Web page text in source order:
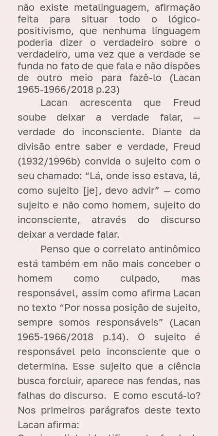
não existe metalinguagem, afirmação
feita para situar todo o lógico-
positivismo, que nenhuma linguagem
poderia dizer o verdadeiro sobre o
verdadeiro, uma vez que a verdade se
funda no fato de que fala e não dispões
de outro meio para fazê-lo (Lacan
1965-1966/2018 p.23)
Lacan acrescenta que Freud
soube deixar a verdade falar, —
verdade do inconsciente. Diante da
divisão entre saber e verdade, Freud
(1932/1996b) convida o sujeito com o
seu chamado: “Lá, onde isso estava, lá,
como sujeito [je], devo advir” — como
sujeito e não como homem, sujeito do
inconsciente, através do discurso
deixar a verdade falar.
Penso que o correlato antinômico
está também em não mais conceber o
homem como culpado, mas
responsável, assim como afirma Lacan
no texto “Por nossa posição de sujeito,
sempre somos responsáveis” (Lacan
1965-1966/2018 p.14). O sujeito é
responsável pelo inconsciente que o
determina. Esse sujeito que a ciência
busca forcluir, aparece nas fendas, nas
falhas do discurso. E como escutá-lo?
Nos primeiros parágrafos deste texto
Lacan afirma: